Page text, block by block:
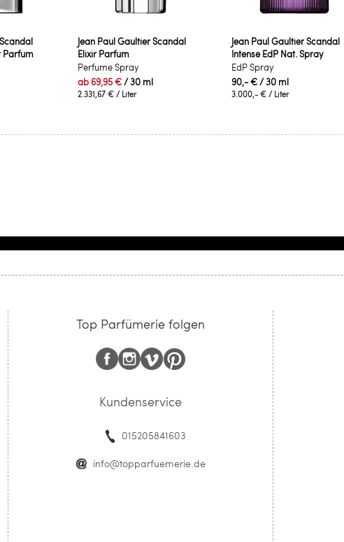
Parfum
Jean Paul Gaultier Scandal
Elixir Parfum
Perfume Spray
ab 69,95 €/ 30 ml
2.331,67 € / Liter
Jean Paul Gaultier Scandal
Intense EdP Nat. Spray
EdP Spray
90,- €/ 30 ml
3.000,- €/ Liter
Top Parfümerie folgen
Kundenservice
015205841603
info@topparfuemerie.de